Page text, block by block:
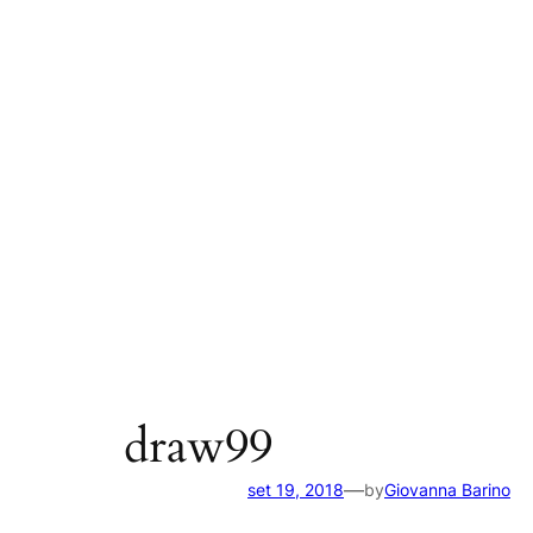
draw99
set 19, 2018—byGiovanna Barino